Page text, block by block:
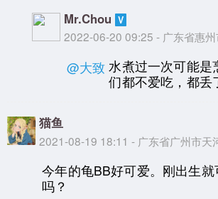
Mr.Chou
2022-06-20 09:25 - 广东省惠
@大致 水煮过一次可能是
们都不爱吃，都丢
猫鱼
2021-08-19 18:11 - 广东省广州市天
今年的龟BB好可爱。刚出生
吗？